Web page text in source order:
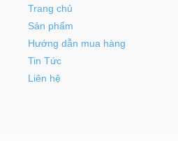
Trang chủ
Sản phẩm
Hướng dẫn mua hàng
Tin Tức
Liên hệ